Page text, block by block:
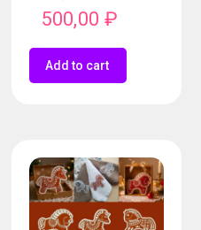
500,00 ₽
Add to cart